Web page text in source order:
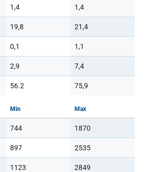
1,4 1,4
19,8 21,4
0,1 1,1
2,9 7,4
56.2 75,9
Min Max
744 1870
897 2535
1123 2849